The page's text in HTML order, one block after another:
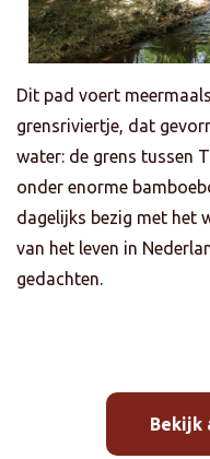
Dit pad voert
grensriviertje, dat
water: de grens tussen
onder enorme
dagelijks bezig met het
van het leven in
gedachten.
Bekijk